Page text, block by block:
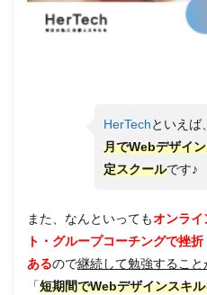
HerTechといえば、
月でWebデザイ
定スクールです♪
また、なんといってもオンライ
ト・グループコーチングで挫
あるので継続して勉強すること
「短期間でWebデザインスキ